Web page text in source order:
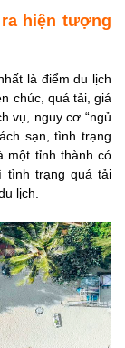
hiện tượng
là điểm du lịch
chúc, quá tải, giá
vụ, nguy cơ “ngủ
sạn, tình trạng
một tỉnh thành có
tình trạng quá tải
lịch.